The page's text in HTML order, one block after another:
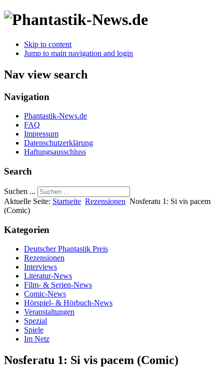
Skip to content
Jump to main navigation and login
Nav view search
Navigation
Phantastik-News.de
FAQ
Impressum
Datenschutzerklärung
Haftungsausschluss
Search
Suchen ...
Aktuelle Seite: Startseite Rezensionen Nosferatu 1: Si vis pacem
(Comic)
Kategorien
Deutscher Phantastik Preis
Rezensionen
Interviews
Literatur-News
Film- & Serien-News
Comic-News
Hörspiel- & Hörbuch-News
Veranstaltungen
Spezial
Spiele
Im Netz
Nosferatu 1: Si vis pacem (Comic)